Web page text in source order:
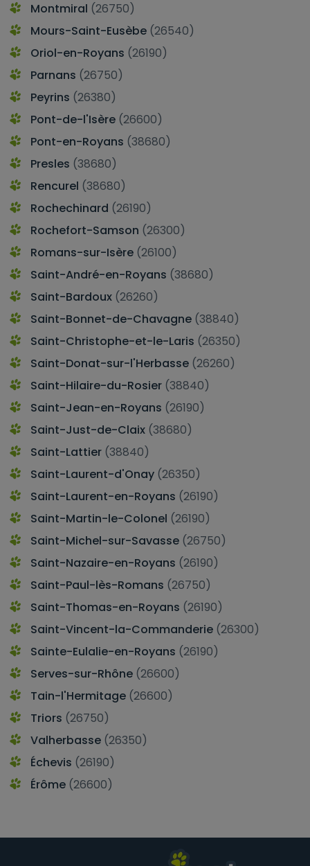
Montmiral (26750)
Mours-Saint-Eusèbe (26540)
Oriol-en-Royans (26190)
Parnans (26750)
Peyrins (26380)
Pont-de-l'Isère (26600)
Pont-en-Royans (38680)
Presles (38680)
Rencurel (38680)
Rochechinard (26190)
Rochefort-Samson (26300)
Romans-sur-Isère (26100)
Saint-André-en-Royans (38680)
Saint-Bardoux (26260)
Saint-Bonnet-de-Chavagne (38840)
Saint-Christophe-et-le-Laris (26350)
Saint-Donat-sur-l'Herbasse (26260)
Saint-Hilaire-du-Rosier (38840)
Saint-Jean-en-Royans (26190)
Saint-Just-de-Claix (38680)
Saint-Lattier (38840)
Saint-Laurent-d'Onay (26350)
Saint-Laurent-en-Royans (26190)
Saint-Martin-le-Colonel (26190)
Saint-Michel-sur-Savasse (26750)
Saint-Nazaire-en-Royans (26190)
Saint-Paul-lès-Romans (26750)
Saint-Thomas-en-Royans (26190)
Saint-Vincent-la-Commanderie (26300)
Sainte-Eulalie-en-Royans (26190)
Serves-sur-Rhône (26600)
Tain-l'Hermitage (26600)
Triors (26750)
Valherbasse (26350)
Échevis (26190)
Érôme (26600)